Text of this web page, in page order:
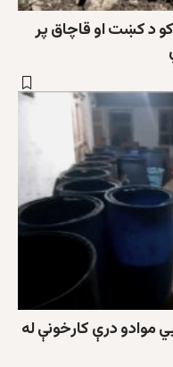
د کښت او قاچاق پر
موادو درې کارخونې له